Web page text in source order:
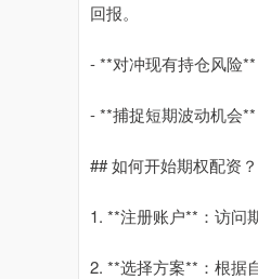
回报。
- **对冲现有持仓风险
- **捕捉短期波动机会
## 如何开始期权配资？
1. **注册账户**：访问
2. **选择方案**：根据